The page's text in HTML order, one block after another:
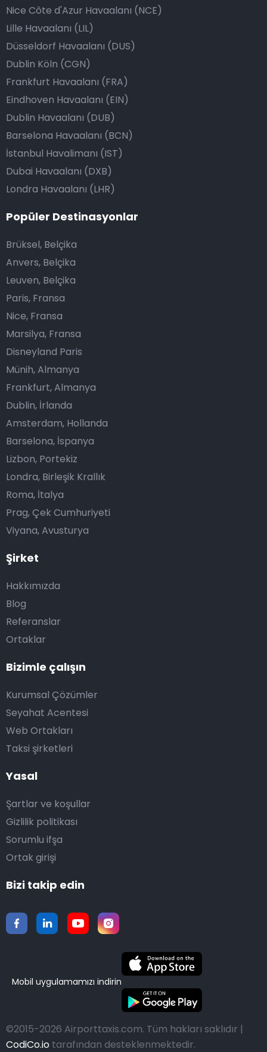
Şirket
Hakkımızda
Blog
Referanslar
Ortaklar
Bizimle çalışın
Kurumsal Çözümler
Seyahat Acentesi
Web Ortakları
Taksi şirketleri
Yasal
Şartlar ve koşullar
Gizlilik politikası
Sorumlu ifşa
Ortak girişi
Nice Côte d'Azur Havaalanı (NCE)
Lille Havaalanı (LIL)
Düsseldorf Havaalanı (DUS)
Dublin Köln (CGN)
Frankfurt Havaalanı (FRA)
Eindhoven Havaalanı (EIN)
Dublin Havaalanı (DUB)
Barselona Havaalanı (BCN)
İstanbul Havalimanı (IST)
Dubai Havaalanı (DXB)
Londra Havaalanı (LHR)
Popüler Destinasyonlar
Brüksel, Belçika
Anvers, Belçika
Leuven, Belçika
Paris, Fransa
Nice, Fransa
Marsilya, Fransa
Disneyland Paris
Münih, Almanya
Frankfurt, Almanya
Dublin, İrlanda
Amsterdam, Hollanda
Barselona, İspanya
Lizbon, Portekiz
Londra, Birleşik Krallık
Roma, İtalya
Prag, Çek Cumhuriyeti
Viyana, Avusturya
Bizi takip edin
Mobil uygulamamızı indirin
©2015-2026 Airporttaxis.com. Tüm hakları saklıdır |
CodiCo.io tarafından desteklenmektedir.